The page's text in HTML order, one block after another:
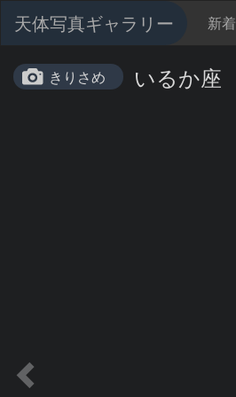
天体写真ギャラリー 新着
きりさめ いるか座